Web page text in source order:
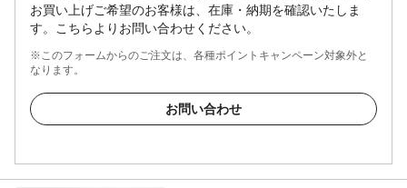
お買い上げご希望のお客様は、在庫・納期を確認いたしま
す。こちらよりお問い合わせください。
※このフォームからのご注文は、各種ポイントキャンペーン対象外と
なります。
お問い合わせ